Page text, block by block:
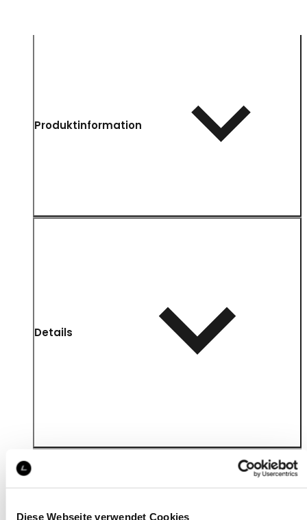
Diese Webseite verwendet Cookies
Produktinformation
Details